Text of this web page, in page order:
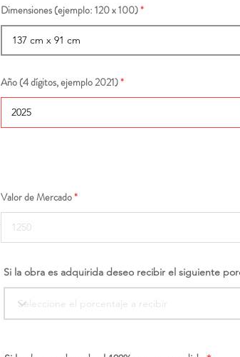
Dimensiones (ejemplo: 120 x 100)
Año (4 dígitos, ejemplo 2021)
Valor de Mercado
Si la obra es adquirida deseo recibir el siguiente